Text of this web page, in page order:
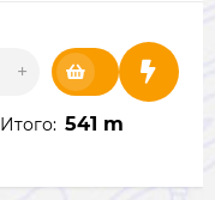
+
Итого: 541 m